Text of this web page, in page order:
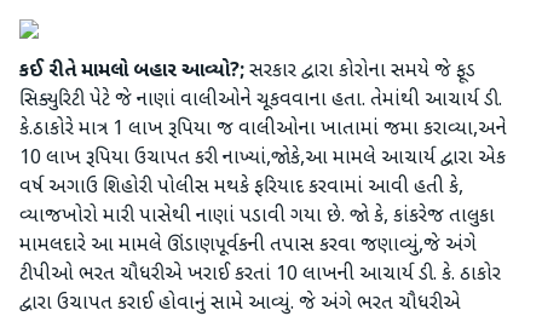
કઈ રીતે મામલો બહાર આવ્યો?;સરકાર દ્વારા કોરોના સમયે જે ફૂડ
સિક્યુરિટી પેટે જે નાણાં વાલીઓને ચૂકવવાના હતા. તેમાંથી આચાર્ય ડી.
કે.ઠાકોરે માત્ર 1 લાખ રૂપિયા જ વાલીઓના ખાતામાં જમા કરાવ્યા,અને
10 લાખ રૂપિયા ઉચાપત કરી નાખ્યાં,જોકે,આ મામલે આચાર્ય દ્વારા એક
વર્ષ અગાઉ શિહોરી પોલીસ મથકે ફરિયાદ કરવામાં આવી હતી કે,
વ્યાજખોરો મારી પાસેથી નાણાં પડાવી ગયા છે. જો કે, કાંકરેજ તાલુકા
મામલદારે આ મામલે ઊંડાણપૂર્વકની તપાસ કરવા જણાવ્યું,જે અંગે
ટીપીઓ ભરત ચૌધરીએ ખરાઈ કરતાં 10 લાખની આચાર્ય ડી. કે. ઠાકોર
દ્વારા ઉચાપત કરાઈ હોવાનું સામે આવ્યું. જે અંગે ભરત ચૌધરીએ